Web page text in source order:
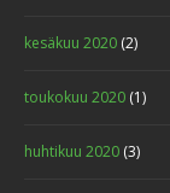
kesäkuu 2020 (2)
toukokuu 2020 (1)
huhtikuu 2020 (3)